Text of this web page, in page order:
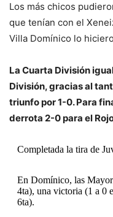
Los más chicos
que tenían con el
Villa Domínico lo
La Cuarta División
División, gracias al
triunfo por 1-0. Para
derrota 2-0 para el
Completada la tira de
En Domínico, las
4ta), una victoria (1 a 0
6ta).